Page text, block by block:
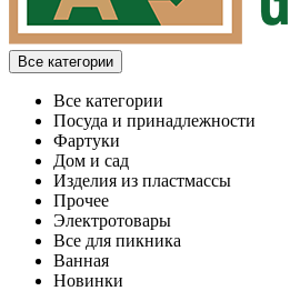
Все категории
Все категории
Посуда и принадлежности
Фартуки
Дом и сад
Изделия из пластмассы
Прочее
Электротовары
Все для пикника
Ванная
Новинки